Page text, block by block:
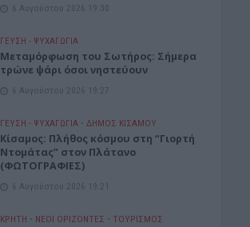
6 Αυγούστου 2026 19:30
ΓΕΎΣΗ - ΨΥΧΑΓΩΓΊΑ
Μεταμόρφωση του Σωτήρος: Σήμερα
τρώνε ψάρι όσοι νηστεύουν
6 Αυγούστου 2026 19:27
ΓΕΎΣΗ - ΨΥΧΑΓΩΓΊΑ • ΔΉΜΟΣ ΚΙΣΆΜΟΥ
Κίσαμος: Πλήθος κόσμου στη “Γιορτή
Ντομάτας” στον Πλάτανο
(ΦΩΤΟΓΡΑΦΙΕΣ)
6 Αυγούστου 2026 19:21
ΚΡΗΤΗ • ΝΕΟΙ ΟΡΙΖΟΝΤΕΣ • ΤΟΥΡΙΣΜΟΣ